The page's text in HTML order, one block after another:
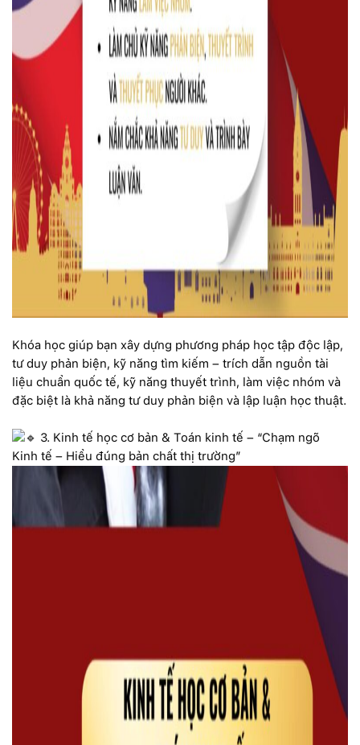
Khóa học giúp bạn xây dựng phương pháp học tập độc lập,
tư duy phản biện, kỹ năng tìm kiếm – trích dẫn nguồn tài
liệu chuẩn quốc tế, kỹ năng thuyết trình, làm việc nhóm và
đặc biệt là khả năng tư duy phản biện và lập luận học thuật.
3. Kinh tế học cơ bản & Toán kinh tế – “Chạm ngõ
Kinh tế – Hiểu đúng bản chất thị trường”